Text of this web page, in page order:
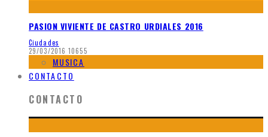
PASION VIVIENTE DE CASTRO URDIALES 2016
Ciudades
29/03/2016 10655
MUSICA
CONTACTO
CONTACTO